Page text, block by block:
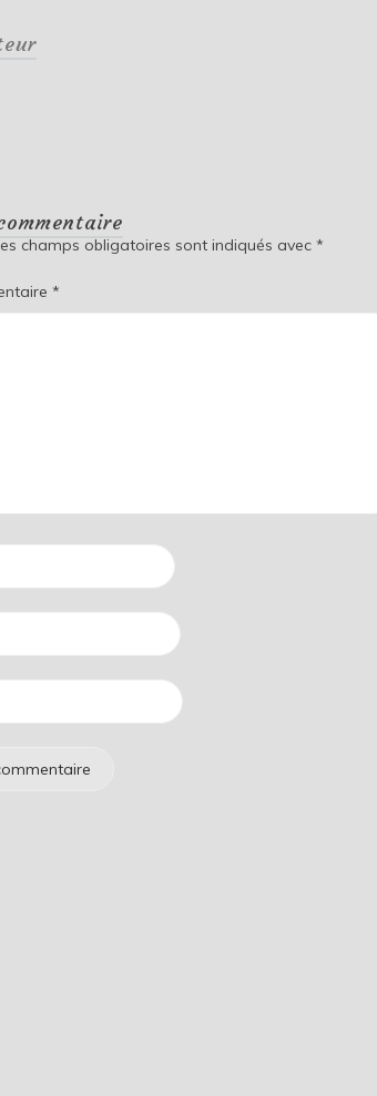
champs obligatoires sont indiqués avec *
*